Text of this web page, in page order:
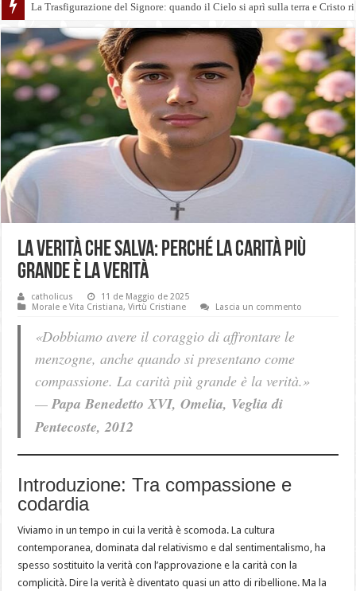
La Trasfigurazione del Signore: quando il Cielo si aprì sulla terra e Cristo
La verità che salva: perché la carità più
grande è la verità
catholicus
11 de Maggio de 2025
Morale e Vita Cristiana,Virtù Cristiane Lascia un commento
«Dobbiamo avere il coraggio di affrontare le
menzogne, anche quando si presentano come
compassione. La carità più grande è la verità.»
—Papa Benedetto XVI, Omelia, Veglia di
Pentecoste, 2012
Introduzione: Tra compassione e
codardia
Viviamo in un tempo in cui la verità è scomoda. La cultura
contemporanea, dominata dal relativismo e dal sentimentalismo, ha
spesso sostituito la verità con l’approvazione e la carità con la
complicità. Dire la verità è diventato quasi un atto di ribellione. Ma la